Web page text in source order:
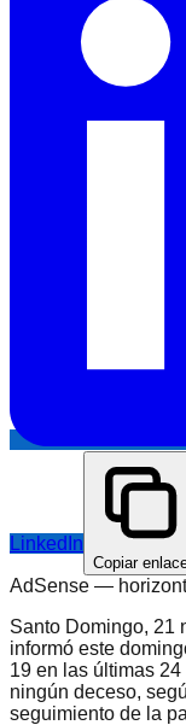
LinkedIn
Copiar
AdSense —
Santo Domingo, 21
informó este
19 en las últimas
ningún deceso,
seguimiento de la